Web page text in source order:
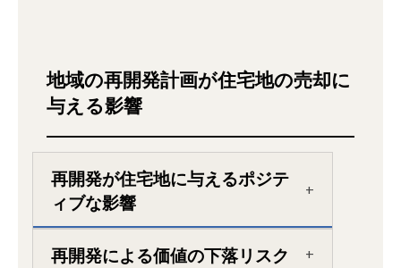
地域の再開発計画が住宅地の売却に
与える影響
再開発が住宅地に与えるポジテ
ィブな影響
再開発による価値の下落リスク